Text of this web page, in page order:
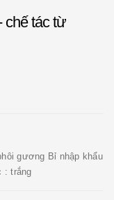
chế tác từ
gương Bỉ nhập khẩu
: trắng